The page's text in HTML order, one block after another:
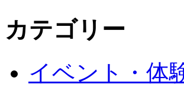
カテゴリー
イベント・体